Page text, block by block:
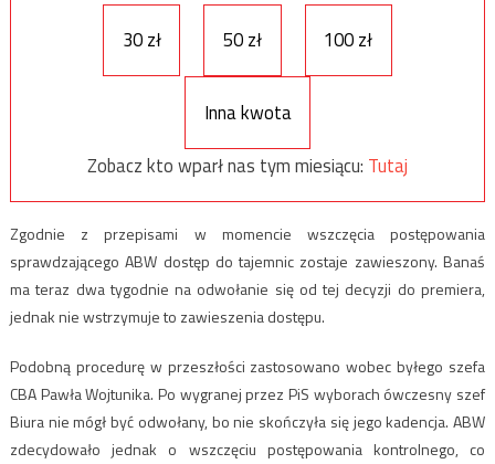
30 zł 50 zł 100 zł
Inna kwota
Zobacz kto wparł nas tym miesiącu: Tutaj
Zgodnie z przepisami w momencie wszczęcia postępowania
sprawdzającego ABW dostęp do tajemnic zostaje zawieszony. Banaś
ma teraz dwa tygodnie na odwołanie się od tej decyzji do premiera,
jednak nie wstrzymuje to zawieszenia dostępu.
Podobną procedurę w przeszłości zastosowano wobec byłego szefa
CBA Pawła Wojtunika. Po wygranej przez PiS wyborach ówczesny szef
Biura nie mógł być odwołany, bo nie skończyła się jego kadencja. ABW
zdecydowało jednak o wszczęciu postępowania kontrolnego, co